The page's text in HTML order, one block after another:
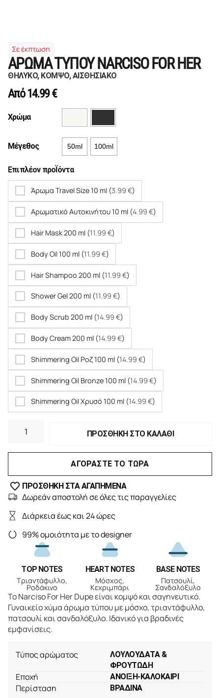
Σε έκπτωση
ΑΡΩΜΑ ΤΥΠΟΥ NARCISO FOR HER
ΘΗΛΥΚΟ, ΚΟΜΨΟ, ΑΙΣΘΗΣΙΑΚΟ
Από14.99€
Χρώμα
Μέγεθος 50ml 100ml
Επιπλέον προΪόντα
Άρωμα Travel Size 10 ml (3.99 €)
Αρωματικό Αυτοκινήτου 10 ml (4.99 €)
Hair Mask 200 ml (11.99 €)
Body Oil 100 ml (11.99 €)
Hair Shampoo 200 ml (11.99 €)
Shower Gel 200 ml (11.99 €)
Body Scrub 200 ml (14.99 €)
Body Cream 200 ml (14.99 €)
Shimmering Oil Ροζ 100 ml (14.99 €)
Shimmering Oil Bronze 100 ml (14.99 €)
Shimmering Oil Χρυσό 100 ml (14.99 €)
ΠΡΟΣΘΗΚΗ ΣΤΟ ΚΑΛΑΘΙ
ΑΓΟΡΑΣΤΕ ΤΟ ΤΩΡΑ
ΠΡΟΣΘΗΚΗ ΣΤΑ ΑΓΑΠΗΜΕΝΑ
Δωρεάν αποστολή σε όλες τις παραγγελίες
Διάρκεια έως και 24 ώρες
99% ομοιότητα με το designer
TOP NOTES
Τριαντάφυλλο,
Ροδάκινο
HEART NOTES
Μόσχος,
Κεχριμπάρι
BASE NOTES
Πατσουλί,
Σανδαλόξυλο
Το Narciso For Her Dupe είναι κομψό και σαγηνευτικό.
Γυναικείο χύμα άρωμα τύπου με μόσχο, τριαντάφυλλο,
πατσουλί και σανδαλόξυλο. Ιδανικό για βραδινές
εμφανίσεις.
Τύπος αρώματος
ΛΟΥΛΟΥΔΑΤΑ &
ΦΡΟΥΤΩΔΗ
Εποχή ΑΝΟΙΞΗ-ΚΑΛΟΚΑΙΡΙ
Περίσταση ΒΡΑΔΙΝΑ